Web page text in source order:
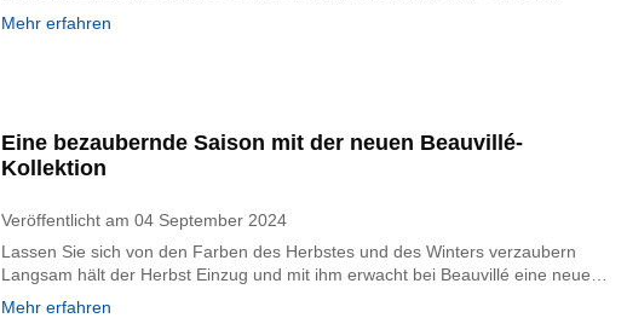
Mehr erfahren
Eine bezaubernde Saison mit der neuen Beauvillé-
Kollektion
Veröffentlicht am 04 September 2024
Lassen Sie sich von den Farben des Herbstes und des Winters verzaubern
Langsam hält der Herbst Einzug und mit ihm erwacht bei Beauvillé eine neue…
Mehr erfahren